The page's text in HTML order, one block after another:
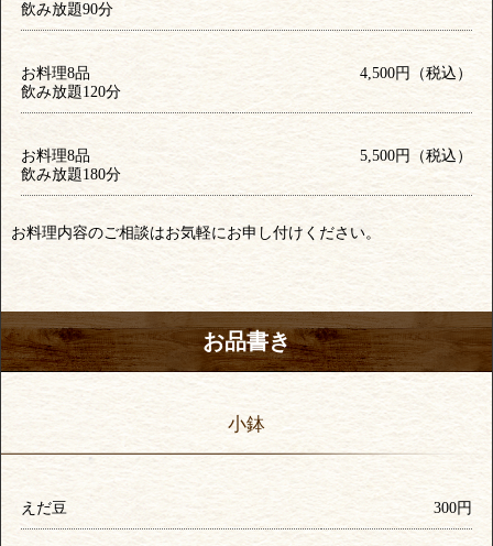
飲み放題90分
お料理8品
飲み放題120分
4,500円（税込）
お料理8品
飲み放題180分
5,500円（税込）
お料理内容のご相談はお気軽にお申し付けください。
お品書き
小鉢
えだ豆 300円